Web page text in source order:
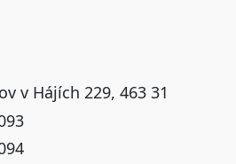
v Hájích 229, 463 31